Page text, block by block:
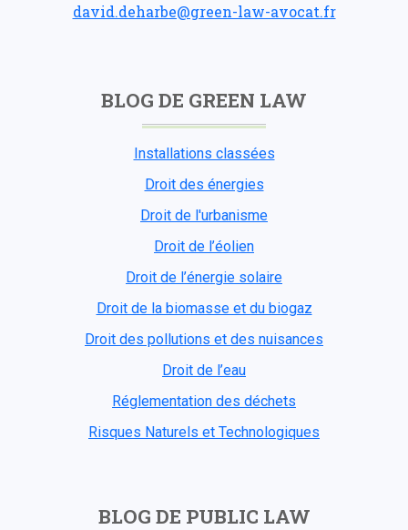
david.deharbe@green-law-avocat.fr
BLOG DE GREEN LAW
Installations classées
Droit des énergies
Droit de l'urbanisme
Droit de l’éolien
Droit de l’énergie solaire
Droit de la biomasse et du biogaz
Droit des pollutions et des nuisances
Droit de l’eau
Réglementation des déchets
Risques Naturels et Technologiques
BLOG DE PUBLIC LAW